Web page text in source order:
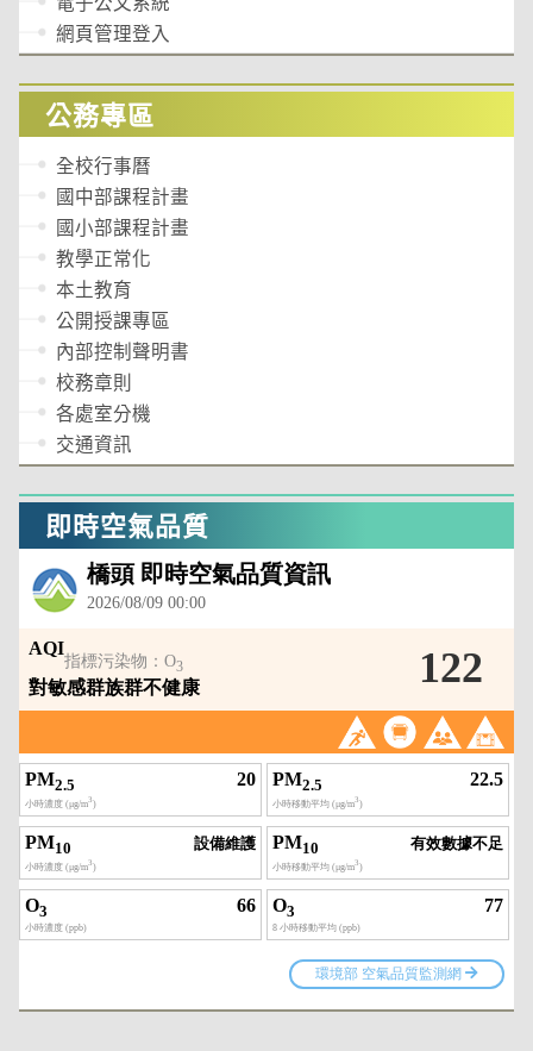
網頁管理登入
公務專區
全校行事曆
國中部課程計畫
國小部課程計畫
教學正常化
本土教育
公開授課專區
內部控制聲明書
校務章則
各處室分機
交通資訊
即時空氣品質